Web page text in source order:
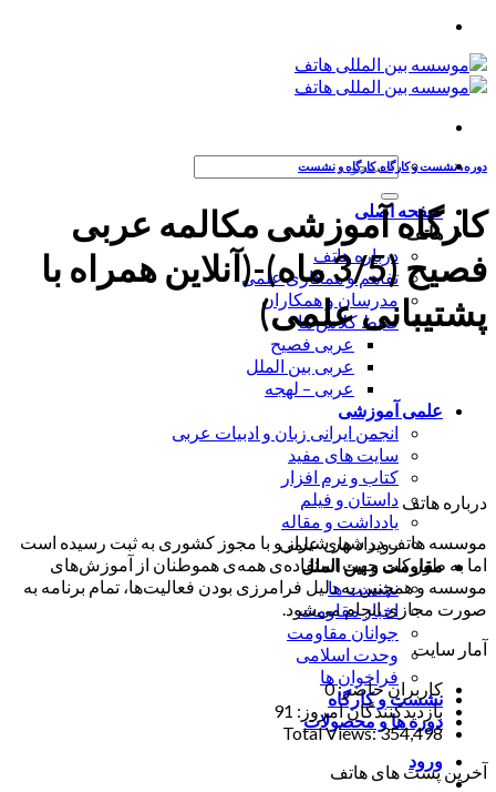
جستجو
صفحه اصلی
هاتف
درباره هاتف
تفاهم و همکاری علمی
مدرسان و همکاران
ضبط کلاس ها
عربی فصیح
عربی بین الملل
عربی – لهجه
علمی آموزشی
انجمن ایرانی زبان و ادبیات عربی
سایت های مفید
کتاب و نرم افزار
داستان و فیلم
یادداشت و مقاله
رویداد های علمی
مقاومت و بین الملل
نشست ها
اخبار مقاومت
جوانان مقاومت
وحدت اسلامی
فراخوان ها
نشست و کارگاه
دوره ها و محصولات
ورود
دوره، نشست و کارگاه,کارگاه و نشست
کارگاه آموزشی مکالمه عربی
فصیح (3/5 ماه)-(آنلاین همراه با
پشتیبانی علمی)
درباره هاتف
موسسه هاتف در شهر شیراز و با مجوز کشوری به ثبت رسیده است
اما به طور کلی جهت استفاده‌ی همه‌ی هموطنان از آموزش‌های
موسسه و همچنین به دلیل فرامرزی بودن فعالیت‌ها، تمام برنامه به
صورت مجازی انجام می‌شود.
آمار سایت
کاربران حاضر:0
بازدیدکنندگان امروز: 91
Total Views:354,498
آخرین پست های هاتف